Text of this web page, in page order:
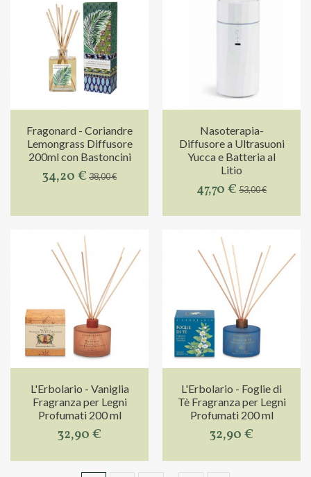
Fragonard - Coriandre
Lemongrass Diffusore
200ml con Bastoncini
34,20 €38,00 €
Nasoterapia-
Diffusore a Ultrasuoni
Yucca e Batteria al
Litio
47,70 €53,00 €
L'Erbolario - Vaniglia
Fragranza per Legni
Profumati 200 ml
32,90 €
L'Erbolario - Foglie di
Tè Fragranza per Legni
Profumati 200 ml
32,90 €